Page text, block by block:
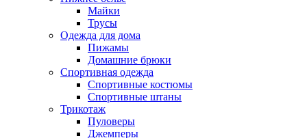
Майки
Трусы
Одежда для дома
Пижамы
Домашние брюки
Спортивная одежда
Спортивные костюмы
Спортивные штаны
Трикотаж
Пуловеры
Джемперы